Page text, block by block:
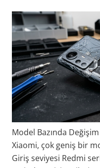
Model Bazında
Xiaomi, çok geniş bir
Giriş seviyesi Redmi